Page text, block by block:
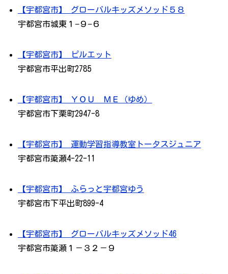
【宇都宮市】 グローバルキッズメソッド５８
宇都宮市城東１−９−６
【宇都宮市】 ピルエット
宇都宮市平出町2785
【宇都宮市】 ＹＯＵ ＭＥ（ゆめ）
宇都宮市下栗町2947-8
【宇都宮市】 運動学習指導教室トータスジュニア
宇都宮市簗瀬4-22-11
【宇都宮市】 ふらっと宇都宮ゆう
宇都宮市下平出町899-4
【宇都宮市】 グローバルキッズメソッド46
宇都宮市簗瀬１－３２－９